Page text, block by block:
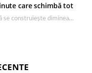
care schimbă tot
Eleganța masculină se construiește dimineața, în câteva minute și cu produsele potrivite. O rutină de…